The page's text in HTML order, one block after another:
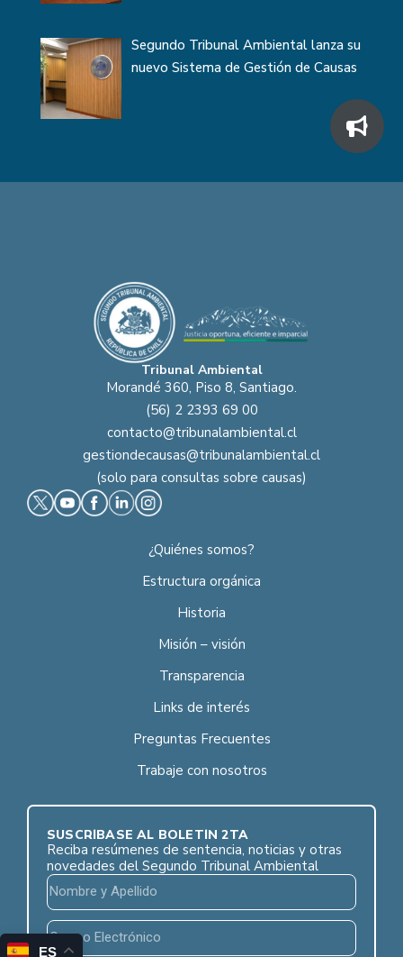
Segundo Tribunal Ambiental lanza su
nuevo Sistema de Gestión de Causas
Tribunal Ambiental
Morandé 360, Piso 8, Santiago.
(56) 2 2393 69 00
contacto@tribunalambiental.cl
gestiondecausas@tribunalambiental.cl
(solo para consultas sobre causas)
¿Quiénes somos?
Estructura orgánica
Historia
Misión – visión
Transparencia
Links de interés
Preguntas Frecuentes
Trabaje con nosotros
SUSCRÍBASE AL BOLETÍN 2TA
Reciba resúmenes de sentencia, noticias y otras
novedades del Segundo Tribunal Ambiental
ES